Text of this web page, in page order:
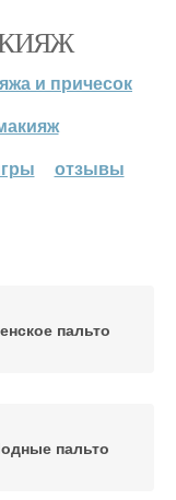
и причесок
отзывы
пальто
пальто